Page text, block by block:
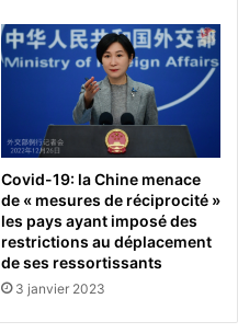
Covid-19: la Chine menace
de « mesures de réciprocité »
les pays ayant imposé des
restrictions au déplacement
de ses ressortissants
3 janvier 2023